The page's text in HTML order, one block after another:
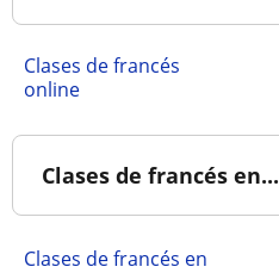
Clases de francés
online
Clases de francés en...
Clases de francés en